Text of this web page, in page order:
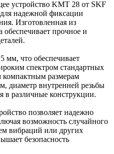
устройство KMT 28 от SKF
надежной фиксации
Изготовленная из
обеспечивает прочное и
мм, что обеспечивает
спектром стандартных
компактным размерам
диаметр внутренней резьбы
в различные конструкции.
позволяет надежно
возможность случайного
вибраций или других
безопасность